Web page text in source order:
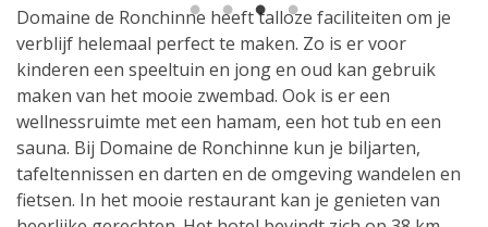
1 2 3 4
Domaine de Ronchinne heeft talloze faciliteiten om je
verblijf helemaal perfect te maken. Zo is er voor
kinderen een speeltuin en jong en oud kan gebruik
maken van het mooie zwembad. Ook is er een
wellnessruimte met een hamam, een hot tub en een
sauna. Bij Domaine de Ronchinne kun je biljarten,
tafeltennissen en darten en de omgeving wandelen en
fietsen. In het mooie restaurant kan je genieten van